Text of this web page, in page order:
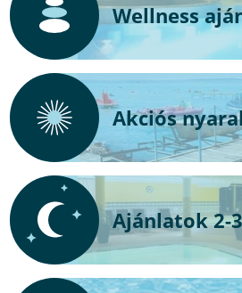
Wellness
Akciós
Ajánlatok 2-